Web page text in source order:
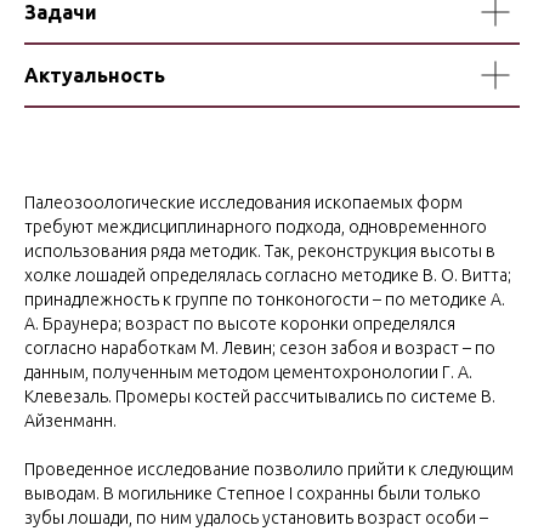
Задачи
Актуальность
Палеозоологические исследования ископаемых форм
требуют междисциплинарного подхода, одновременного
использования ряда методик. Так, реконструкция высоты в
холке лошадей определялась согласно методике В. О. Витта;
принадлежность к группе по тонконогости – по методике А.
А. Браунера; возраст по высоте коронки определялся
согласно наработкам М. Левин; сезон забоя и возраст – по
данным, полученным методом цементохронологии Г. А.
Клевезаль. Промеры костей рассчитывались по системе В.
Айзенманн.
Проведенное исследование позволило прийти к следующим
выводам. В могильнике Степное I сохранны были только
зубы лошади, по ним удалось установить возраст особи –